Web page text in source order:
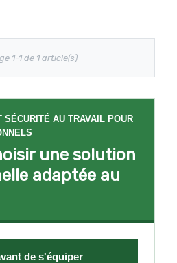
1-1 de 1 article(s)
SÉCURITÉ AU TRAVAIL POUR
une solution
adaptée au
de s'équiper